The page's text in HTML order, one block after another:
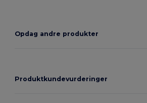
Opdag andre produkter
Produktkundevurderinger